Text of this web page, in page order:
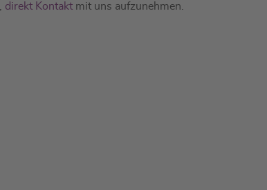
direkt Kontaktmit uns aufzunehmen.